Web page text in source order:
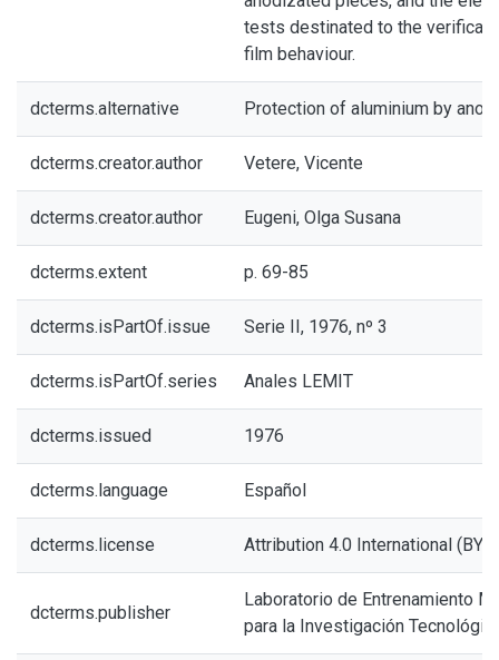
tests destinated to the
film behaviour.
dcterms.alternative Protection of aluminium by
dcterms.creator.author Vetere, Vicente
dcterms.creator.author Eugeni, Olga Susana
dcterms.extent p. 69-85
dcterms.isPartOf.issue Serie II, 1976, nº 3
dcterms.isPartOf.series Anales LEMIT
dcterms.issued 1976
dcterms.language Español
dcterms.license Attribution 4.0 International (BY
dcterms.publisher
Laboratorio de Entrenamiento
para la Investigación